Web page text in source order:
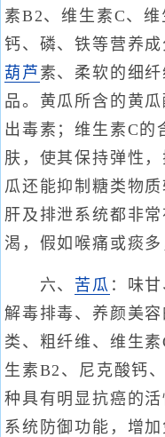
素B2、维生素C、维
钙、磷、铁等营养
葫芦 素、柔软的细
品。黄瓜所含的黄
出毒素；维生素C的
肤，使其保持弹性
瓜还能抑制糖类物
肝及排泄系统都非
渴，假如喉痛或痰
六、 苦瓜 ：味
解毒排毒、养颜美
类、粗纤维、维生
生素B2、尼克酸钙
种具有明显抗癌的
系统防御功能，增